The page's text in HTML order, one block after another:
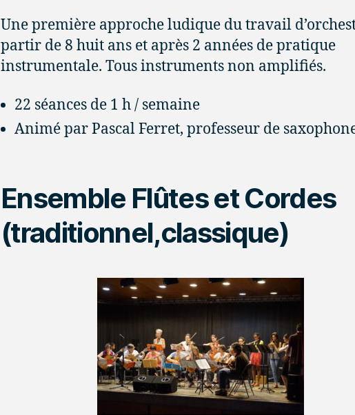
Une première approche ludique du travail
partir de 8 huit ans et après 2 années de pratique
instrumentale. Tous instruments non amplifiés.
22 séances de 1 h / semaine
Animé par Pascal Ferret, professeur de
Ensemble Flûtes et Cordes
(traditionnel,classique)